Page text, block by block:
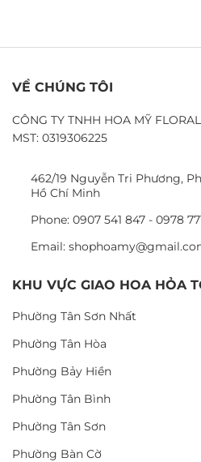
VỀ CHÚNG TÔI
CÔNG TY TNHH HOA MỸ FLORAL
MST: 0319306225
462/19 Nguyễn Tri Phương,
Hồ Chí Minh
Phone: 0907 541 847 - 0978
Email:
KHU VỰC GIAO HOA HỎA
Phường Tân Sơn Nhất
Phường Tân Hòa
Phường Bảy Hiền
Phường Tân Bình
Phường Tân Sơn
Phường Bàn Cờ